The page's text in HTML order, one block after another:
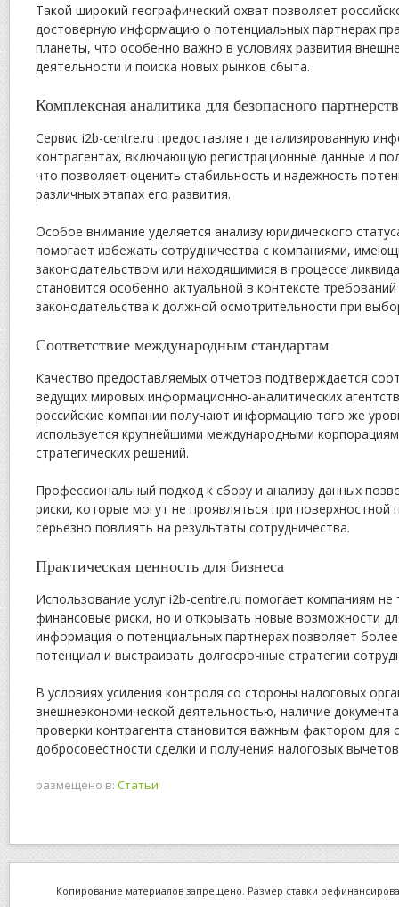
Такой широкий географический охват позволяет
достоверную информацию о потенциальных партнерах
планеты, что особенно важно в условиях развития
деятельности и поиска новых рынков сбыта.
Комплексная аналитика для безопасного
Сервис i2b-centre.ru предоставляет детализированную
контрагентах, включающую регистрационные данные и
что позволяет оценить стабильность и надежность
различных этапах его развития.
Особое внимание уделяется анализу юридического
помогает избежать сотрудничества с компаниями,
законодательством или находящимися в процессе
становится особенно актуальной в контексте
законодательства к должной осмотрительности при
Соответствие международным стандартам
Качество предоставляемых отчетов подтверждается
ведущих мировых информационно-аналитических
российские компании получают информацию того же
используется крупнейшими международными
стратегических решений.
Профессиональный подход к сбору и анализу данных
риски, которые могут не проявляться при поверхностной
серьезно повлиять на результаты сотрудничества.
Практическая ценность для бизнеса
Использование услуг i2b-centre.ru помогает компаниям
финансовые риски, но и открывать новые возможности
информация о потенциальных партнерах позволяет
потенциал и выстраивать долгосрочные стратегии
В условиях усиления контроля со стороны налоговых
внешнеэкономической деятельностью, наличие
проверки контрагента становится важным фактором для
добросовестности сделки и получения налоговых
размещено в: Статьи
Копирование материалов запрещено. Размер ставки